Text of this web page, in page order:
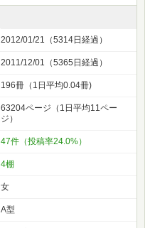
2012/01/21（5314日経過）
2011/12/01（5365日経過）
196冊（1日平均0.04冊)
63204ページ（1日平均11ペー
ジ）
47件（投稿率24.0%）
4棚
女
A型